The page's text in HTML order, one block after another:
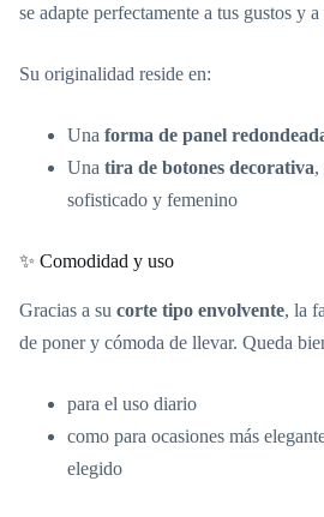
se adapte perfectamente a tus gustos y
Su originalidad reside en:
Una forma de panel
Una tira de botones decorativa,
sofisticado y femenino
✨ Comodidad y uso
Gracias a su corte tipo envolvente, la
de poner y cómoda de llevar. Queda
para el uso diario
como para ocasiones más
elegido